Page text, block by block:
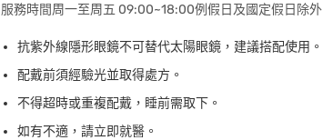
服務時間周一至周五 09:00~18:00例假日及國定假日除外
抗紫外線隱形眼鏡不可替代太陽眼鏡，建議搭配使用。
配戴前須經驗光並取得處方。
不得超時或重複配戴，睡前需取下。
如有不適，請立即就醫。